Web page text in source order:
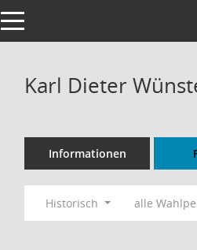
Toggle navigation
Karl Dieter
Informationen
Historisch alle